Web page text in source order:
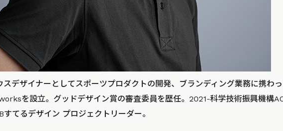
スデザイナーとしてスポーツプロダクトの開発、ブランディング業務に携わ
を設立。グッドデザイン賞の審査委員を歴任。2021-科学技術振興機構
すてるデザイン プロジェクトリーダー。